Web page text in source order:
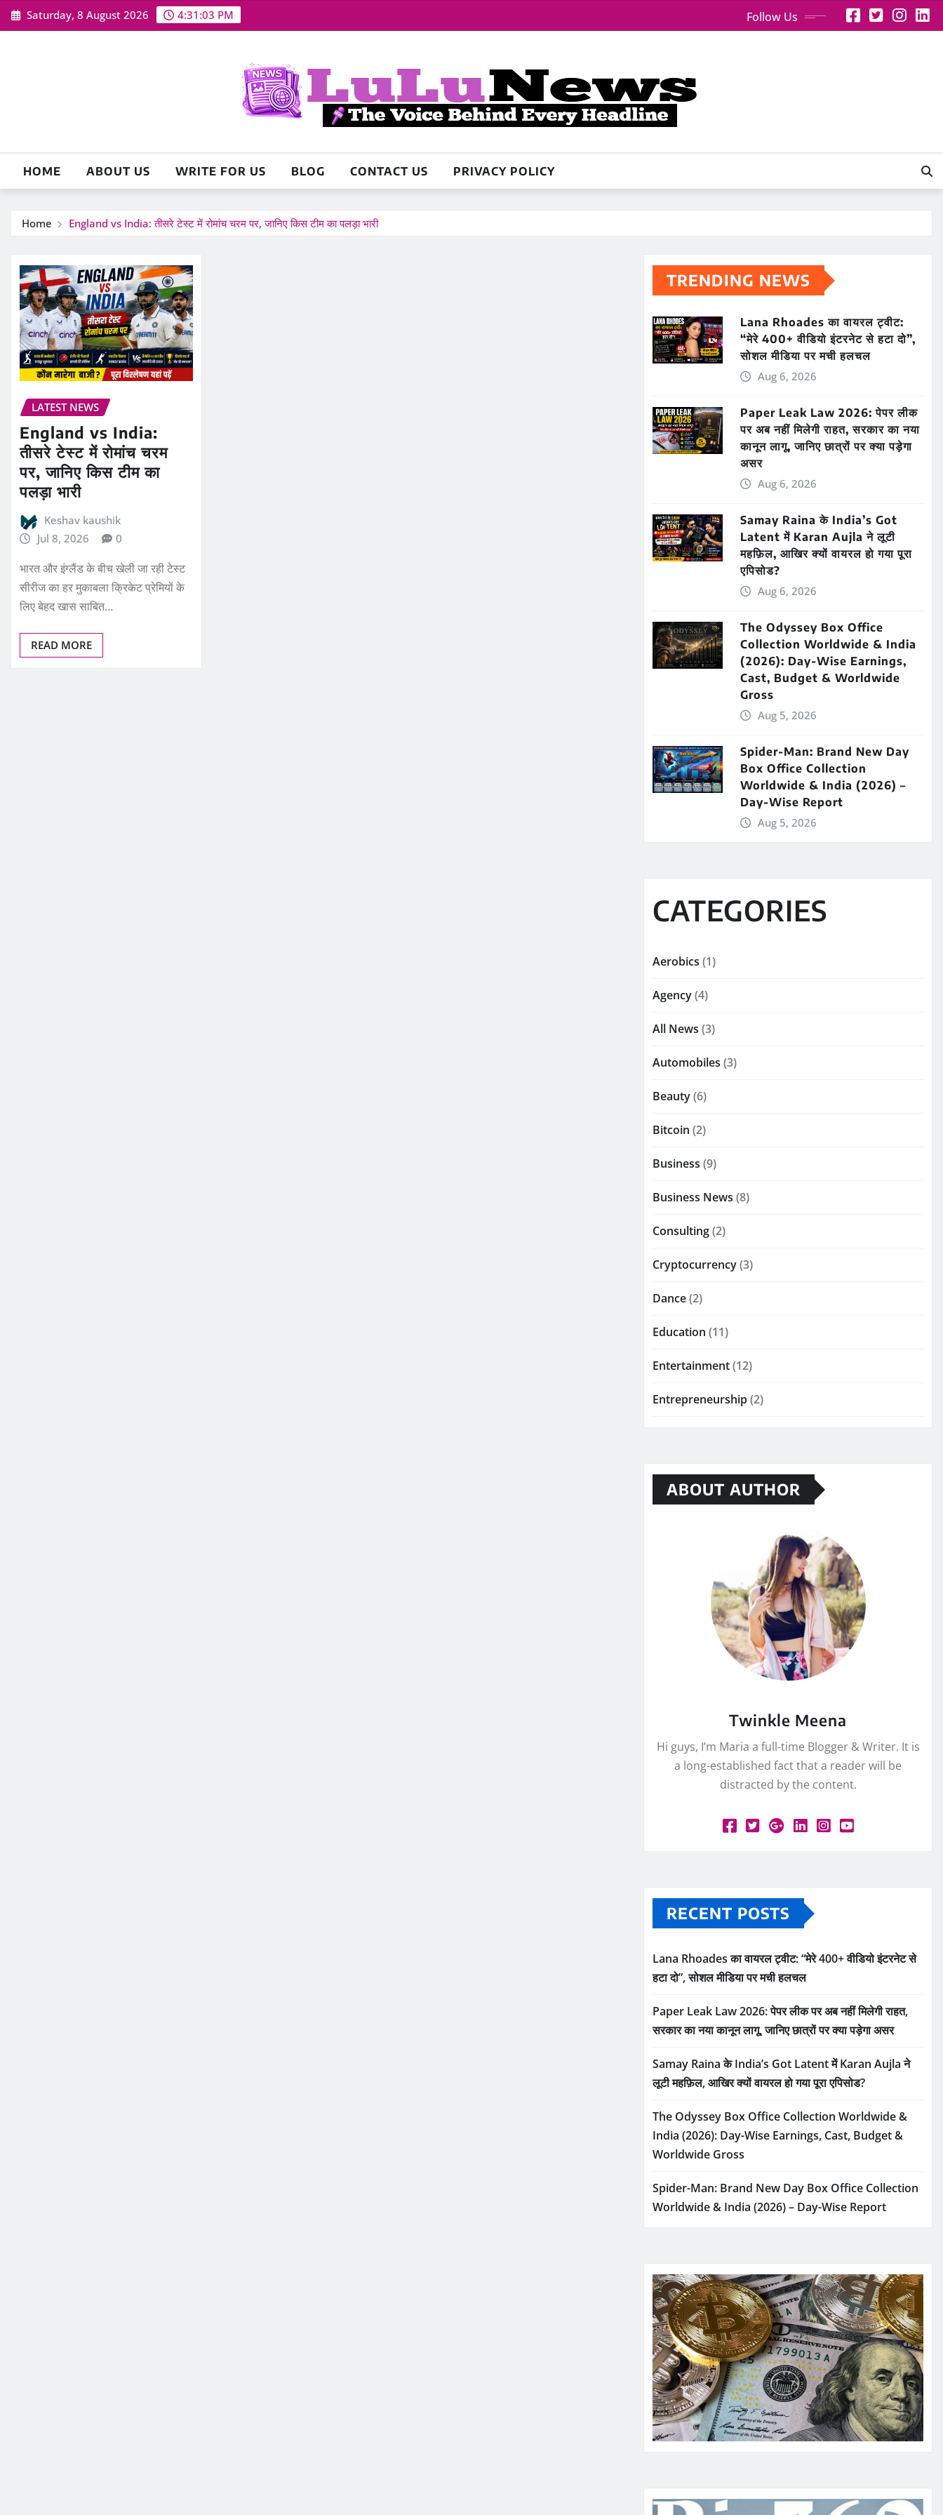
Skip
to
Saturday, 8 August 2026 4:31:04 PM Follow Us
HOME ABOUT US WRITE FOR US BLOG CONTACT US PRIVACY POLICY
Home England vs India: तीसरे टेस्ट में रोमांच चरम पर, जानिए किस टीम का पलड़ा भारी
LATEST NEWS
England vs India:
तीसरे टेस्ट में रोमांच चरम
पर, जानिए किस टीम का
पलड़ा भारी
Keshav kaushik
Jul 8, 2026
0
भारत और इंग्लैंड के बीच खेली जा रही टेस्ट
सीरीज का हर मुकाबला क्रिकेट प्रेमियों के
लिए बेहद खास साबित…
READ MORE
TRENDING NEWS
Lana Rhoades का वायरल ट्वीट:
“मेरे 400+ वीडियो इंटरनेट से हटा दो”,
सोशल मीडिया पर मची हलचल
Aug 6, 2026
Paper Leak Law 2026: पेपर लीक
पर अब नहीं मिलेगी राहत, सरकार का नया
कानून लागू, जानिए छात्रों पर क्या पड़ेगा
असर
Aug 6, 2026
Samay Raina के India’s Got
Latent में Karan Aujla ने लूटी
महफ़िल, आखिर क्यों वायरल हो गया पूरा
एपिसोड?
Aug 6, 2026
The Odyssey Box Office
Collection Worldwide & India
(2026): Day-Wise Earnings,
Cast, Budget & Worldwide
Gross
Aug 5, 2026
Spider-Man: Brand New Day
Box Office Collection
Worldwide & India (2026) –
Day-Wise Report
Aug 5, 2026
CATEGORIES
Aerobics (1)
Agency(4)
All News (3)
Automobiles (3)
Beauty(6)
Bitcoin (2)
Business (9)
Business News (8)
Consulting(2)
Cryptocurrency(3)
Dance(2)
Education (11)
Entertainment(12)
Entrepreneurship(2)
ABOUT AUTHOR
Twinkle Meena
Hi guys, I’m Maria a full-time Blogger & Writer. It is
a long-established fact that a reader will be
distracted by the content.
RECENT POSTS
Lana Rhoades का वायरल ट्वीट: “मेरे 400+ वीडियो इंटरनेट से
हटा दो”, सोशल मीडिया पर मची हलचल
Paper Leak Law 2026: पेपर लीक पर अब नहीं मिलेगी राहत,
सरकार का नया कानून लागू, जानिए छात्रों पर क्या पड़ेगा असर
Samay Raina के India’s Got Latent में Karan Aujla ने
लूटी महफ़िल, आखिर क्यों वायरल हो गया पूरा एपिसोड?
The Odyssey Box Office Collection Worldwide &
India (2026): Day-Wise Earnings, Cast, Budget &
Worldwide Gross
Spider-Man: Brand New Day Box Office Collection
Worldwide & India (2026) – Day-Wise Report